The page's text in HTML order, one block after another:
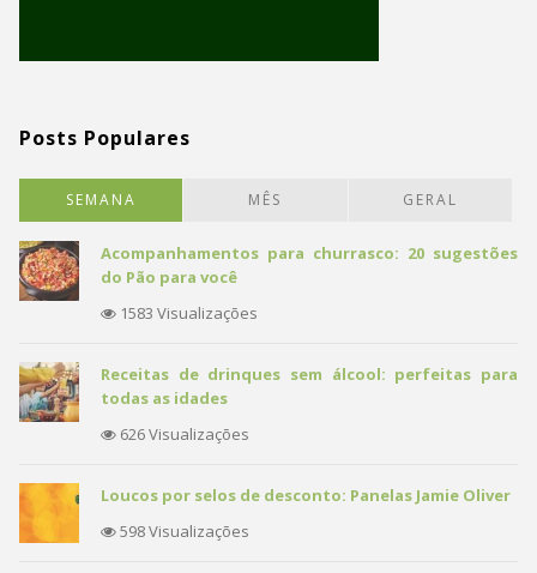
Posts Populares
SEMANA MÊS GERAL
Acompanhamentos para churrasco: 20 sugestões
do Pão para você
1583 Visualizações
Receitas de drinques sem álcool: perfeitas para
todas as idades
626 Visualizações
Loucos por selos de desconto: Panelas Jamie Oliver
598 Visualizações